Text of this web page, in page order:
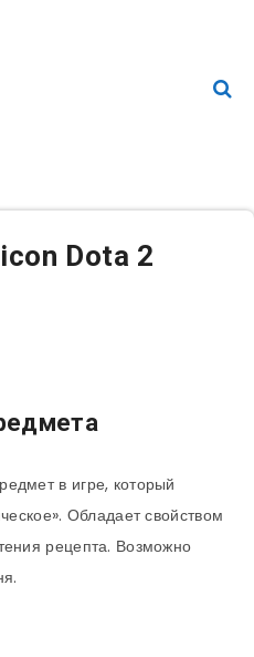
Dota 2
в игре, который
Обладает свойством
рецепта. Возможно